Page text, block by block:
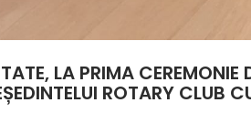
LA PRIMA CEREMONIE
ROTARY CLUB